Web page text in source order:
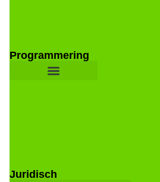
Programmering
Juridisch